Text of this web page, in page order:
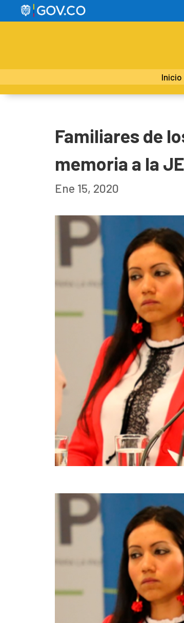
Inicio
Familiares de
memoria a la
Ene 15, 2020